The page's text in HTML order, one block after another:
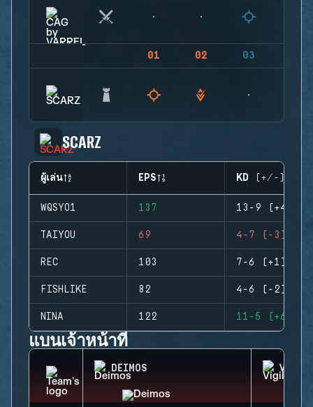
01 02 03
SCARZ
ผู้เล่น EPS KD (+/-)
WQSYO1 137 13-9 (+4)
TAIYOU 69 4-7 (-3)
REC 103 7-6 (+1)
FISHLIKE 82 4-6 (-2)
NINA 122 11-5 (+6)
แบนเจ้าหน้าที่
DEIMOS VIGIL